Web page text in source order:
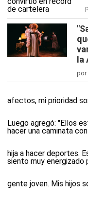
por
afectos, mi prioridad
Luego agregó: "Ellos
hacer una caminata
hija a hacer deportes.
siento muy energizado
gente joven. Mis hijos